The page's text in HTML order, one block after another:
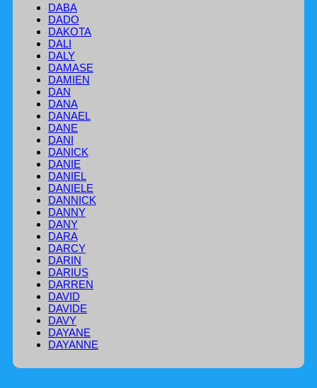
DABA
DADO
DAKOTA
DALI
DALY
DAMASE
DAMIEN
DAN
DANA
DANAEL
DANE
DANI
DANICK
DANIE
DANIEL
DANIELE
DANNICK
DANNY
DANY
DARA
DARCY
DARIN
DARIUS
DARREN
DAVID
DAVIDE
DAVY
DAYANE
DAYANNE